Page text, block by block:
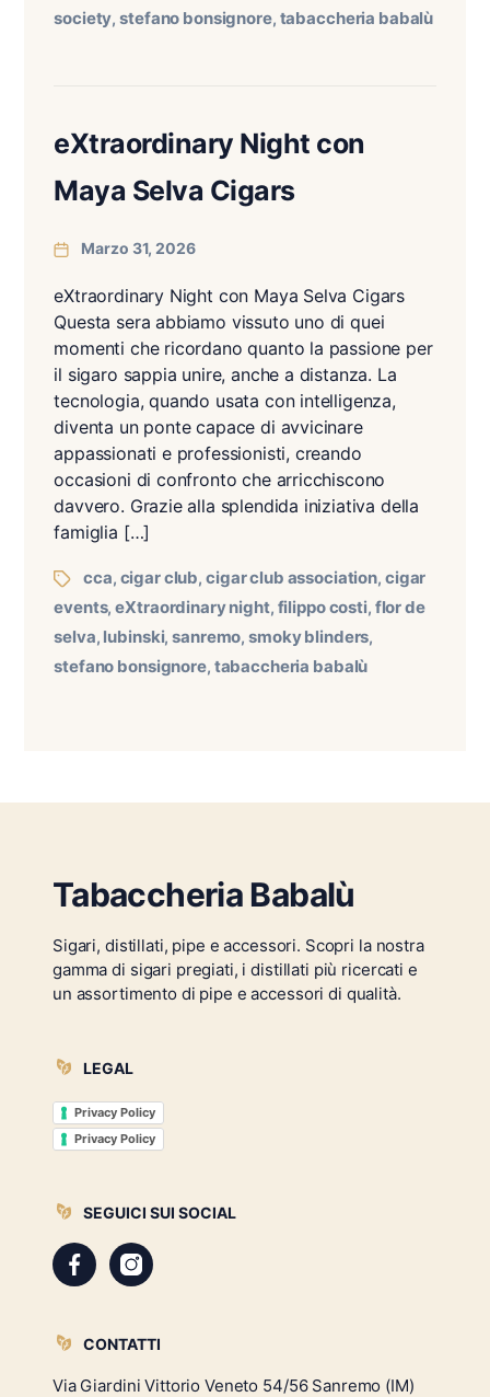
society,stefano bonsignore, tabaccheria babalù
eXtraordinary Night con
Maya Selva Cigars
Marzo 31, 2026
eXtraordinary Night con Maya Selva Cigars
Questa sera abbiamo vissuto uno di quei
momenti che ricordano quanto la passione per
il sigaro sappia unire, anche a distanza. La
tecnologia, quando usata con intelligenza,
diventa un ponte capace di avvicinare
appassionati e professionisti, creando
occasioni di confronto che arricchiscono
davvero. Grazie alla splendida iniziativa della
famiglia […]
cca, cigar club,cigar club association, cigar
events,eXtraordinary night, filippo costi, flor de
selva, lubinski,sanremo,smoky blinders,
stefano bonsignore, tabaccheria babalù
Tabaccheria Babalù
Sigari, distillati, pipe e accessori. Scopri la nostra
gamma di sigari pregiati, i distillati più ricercati e
un assortimento di pipe e accessori di qualità.
LEGAL
Privacy Policy
Privacy Policy
SEGUICI SUI SOCIAL
CONTATTI
Via Giardini Vittorio Veneto 54/56 Sanremo (IM)